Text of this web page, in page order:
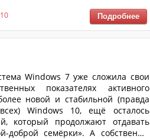
ЭВМ». Ещё каких-то 5 лет
в компьютере расценивалось ...
Windows 7 уже сложила свои
показателях активного
новой и стабильной (правда
Windows 10, ещё осталось
который продолжают отдавать
доброй семёрки». А собственно,